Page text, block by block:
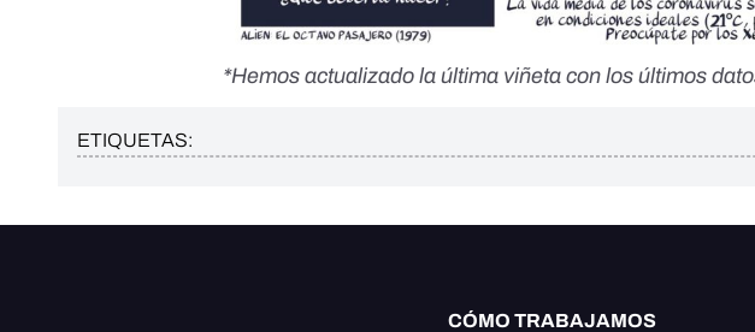
*Hemos actualizado la última viñeta con los últimos
ETIQUETAS:
CÓMO TRABAJAMOS